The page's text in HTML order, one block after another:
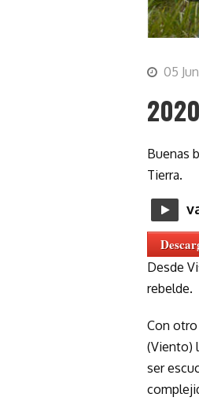
05
2020
Buenas
Tierra.
Desde
rebelde.
Con
(Viento)
ser